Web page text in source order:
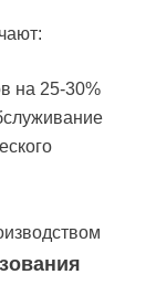
на 25-30%